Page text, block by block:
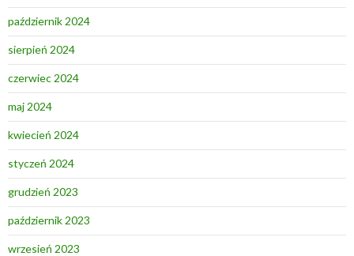
październik 2024
sierpień 2024
czerwiec 2024
maj 2024
kwiecień 2024
styczeń 2024
grudzień 2023
październik 2023
wrzesień 2023